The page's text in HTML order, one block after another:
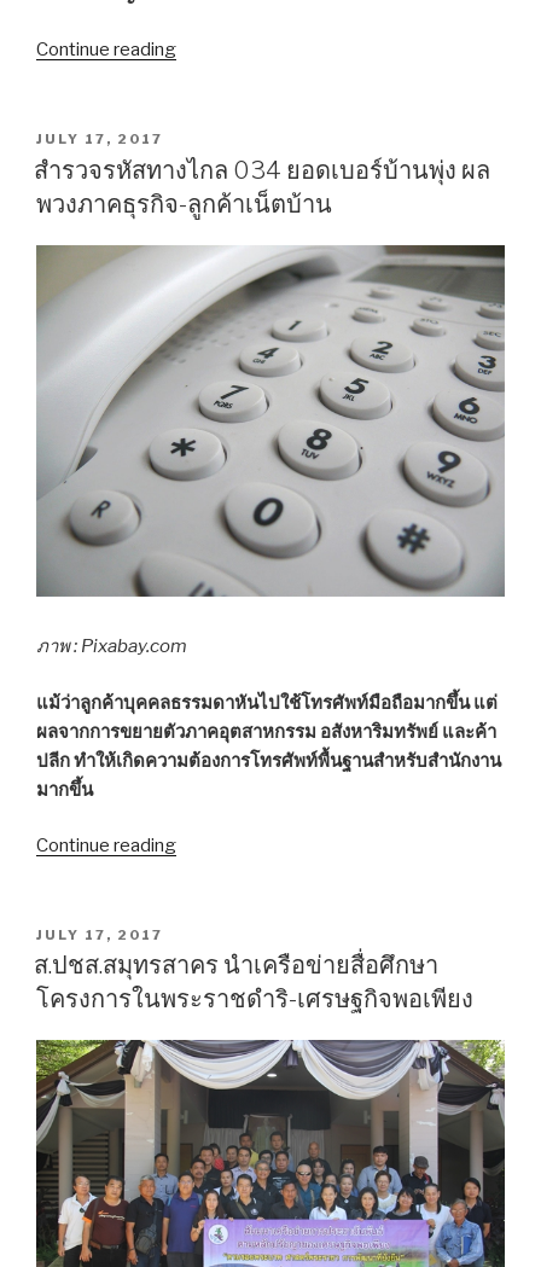
Continue reading
ทดลอง
เป็น
สาย
Y59
พุทธ
มณฑล
สาย
ตลิ่งชัน”
POSTED
ON
JULY 17, 2017
สำรวจรหัสทางไกล 034 ยอดเบอร์บ้านพุ่ง ผล
พวงภาคธุรกิจ-ลูกค้าเน็ตบ้าน
ภาพ : Pixabay.com
แม้ว่าลูกค้าบุคคลธรรมดาหันไปใช้โทรศัพท์มือถือมากขึ้น แต่
ผลจากการขยายตัวภาคอุตสาหกรรม อสังหาริมทรัพย์ และค้า
ปลีก ทำให้เกิดความต้องการโทรศัพท์พื้นฐานสำหรับสำนักงาน
มากขึ้น
Continue reading
034
ยอด
บ้าน
พุ่ง
ผล
พวง
ภาค
ธุรกิจ-
ลูกค้า
เน็ต
POSTED
ON
JULY 17, 2017
ส.ปชส.สมุทรสาคร นำเครือข่ายสื่อศึกษา
โครงการในพระราชดำริ-เศรษฐกิจพอเพียง